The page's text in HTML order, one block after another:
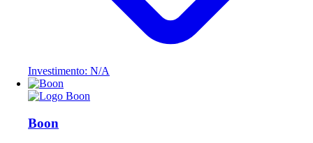
Investimento: N/A
Boon